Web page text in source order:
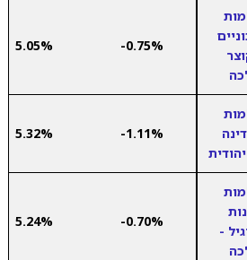
-0.75%
5.05%
-1.11%
5.32%
-
-0.70%
5.24%